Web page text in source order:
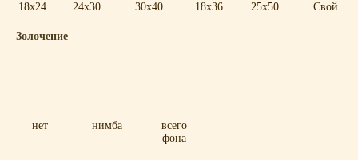
18x24 24x30 30x40 18x36 25x50 Свой
Золочение
нет нимба
всего
фона